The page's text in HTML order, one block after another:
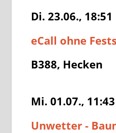
Di. 23.06., 18:51
eCall ohne
B388, Hecken
Mi. 01.07., 11:43
Unwetter -